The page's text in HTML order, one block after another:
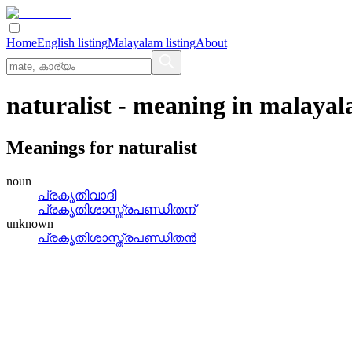
HomeEnglish listingMalayalam listingAbout
naturalist - meaning in
Meanings for naturalist
noun
പ്രകൃതിവാദി
പ്രകൃതിശാസ്ത്രപണ്ഡിതന്
unknown
പ്രകൃതിശാസ്ത്രപണ്ഡിതന്‍